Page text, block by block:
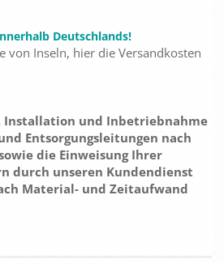
Deutschlands!
von Inseln, hier die Versandkosten
Installation und Inbetriebnahme
Entsorgungsleitungen nach
die Einweisung Ihrer
durch unseren Kundendienst
Material- und Zeitaufwand